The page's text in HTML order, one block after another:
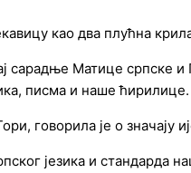
као два плућна
Матице српске и
писма и наше ћирилице.
говорила је о значају
језика и стандарда